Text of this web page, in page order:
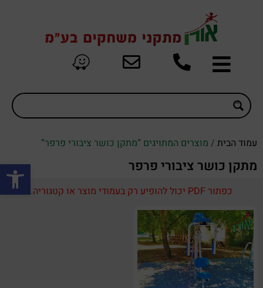
פתח
עמוד הבית / מוצרים המתויגים “מתקן כושר ציבורי פרפר”
מתקן כושר ציבורי פרפר
כפתור PDF יכול להופיע רק בעמודי מוצר או קטגוריה.